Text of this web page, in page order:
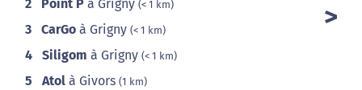
2 Point P à Grigny (< 1 km)
3 CarGo à Grigny (< 1 km)
4 Siligom à Grigny (< 1 km)
5 Atol à Givors (1 km)